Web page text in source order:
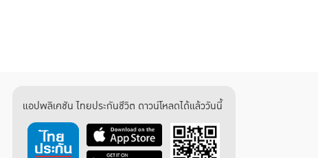
แอปพลิเคชัน ไทยประกันชีวิต ดาวน์โหลดได้แล้ววันนี้